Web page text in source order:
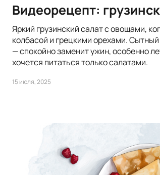
Видеорецепт:
Яркий грузинский салат с овощами,
колбасой и грецкими орехами.
— спокойно заменит ужин, особенно
хочется питаться только салатами.
15 июля, 2025